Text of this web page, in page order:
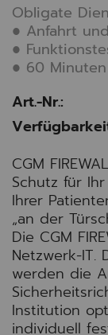
Obligate
● Anfahrt
●
● 60
Art.-Nr.:
CGM
Schutz für
Ihrer
„an der
Die CGM
Netzwerk-IT.
werden die
Institution
individuell